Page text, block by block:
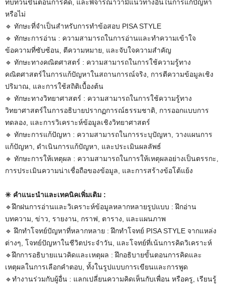
ทบทวนขั้นตอนการคิด, และพิจารณาว่ามีแนวทางอื่นในการแก้ปัญหา
หรือไม่
🔹️ ทักษะที่จำเป็นสำหรับการทำข้อสอบ PISA STYLE
🔹️ ทักษะการอ่าน : ความสามารถในการอ่านและทำความเข้าใจ
ข้อความที่ซับซ้อน, ตีความหมาย, และจับใจความสำคัญ
🔹️ ทักษะทางคณิตศาสตร์ : ความสามารถในการใช้ความรู้ทาง
คณิตศาสตร์ในการแก้ปัญหาในสถานการณ์จริง, การตีความข้อมูลเชิง
ปริมาณ, และการใช้สถิติเบื้องต้น
🔹️ ทักษะทางวิทยาศาสตร์ : ความสามารถในการใช้ความรู้ทาง
วิทยาศาสตร์ในการอธิบายปรากฏการณ์ธรรมชาติ, การออกแบบการ
ทดลอง, และการวิเคราะห์ข้อมูลเชิงวิทยาศาสตร์
🔹️ ทักษะการแก้ปัญหา : ความสามารถในการระบุปัญหา, วางแผนการ
แก้ปัญหา, ดำเนินการแก้ปัญหา, และประเมินผลลัพธ์
🔹️ ทักษะการให้เหตุผล : ความสามารถในการให้เหตุผลอย่างเป็นตรรกะ,
การประเมินความน่าเชื่อถือของข้อมูล, และการสร้างข้อโต้แย้ง
✳️ คำแนะนำและเทคนิคเพิ่มเติม :
🔹️ฝึกฝนการอ่านและวิเคราะห์ข้อมูลหลากหลายรูปแบบ : ฝึกอ่าน
บทความ, ข่าว, รายงาน, กราฟ, ตาราง, และแผนภาพ
🔹️ ฝึกทำโจทย์ปัญหาที่หลากหลาย : ฝึกทำโจทย์ PISA STYLE จากแหล่ง
ต่างๆ, โจทย์ปัญหาในชีวิตประจำวัน, และโจทย์ที่เน้นการคิดวิเคราะห์
🔹️ฝึกการอธิบายแนวคิดและเหตุผล : ฝึกอธิบายขั้นตอนการคิดและ
เหตุผลในการเลือกคำตอบ, ทั้งในรูปแบบการเขียนและการพูด
🔹️ทำงานร่วมกับผู้อื่น : แลกเปลี่ยนความคิดเห็นกับเพื่อน หรือครู, เรียนรู้